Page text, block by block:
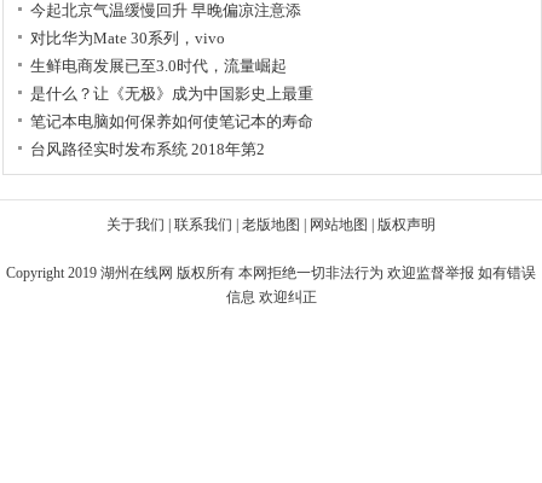
今起北京气温缓慢回升 早晚偏凉注意添
对比华为Mate 30系列，vivo
生鲜电商发展已至3.0时代，流量崛起
是什么？让《无极》成为中国影史上最重
笔记本电脑如何保养如何使笔记本的寿命
台风路径实时发布系统 2018年第2
关于我们 联系我们 老版地图 网站地图 版权声明
Copyright 2019 湖州在线网 版权所有 本网拒绝一切非法行为 欢迎监督举报 如有错误
信息 欢迎纠正